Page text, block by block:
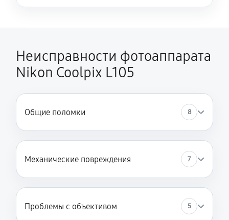
Неисправности фотоаппарата
Nikon Coolpix L105
Общие поломки 8
Механические повреждения 7
Проблемы с объективом 5